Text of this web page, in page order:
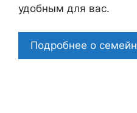
удобным для вас.
Подробнее о